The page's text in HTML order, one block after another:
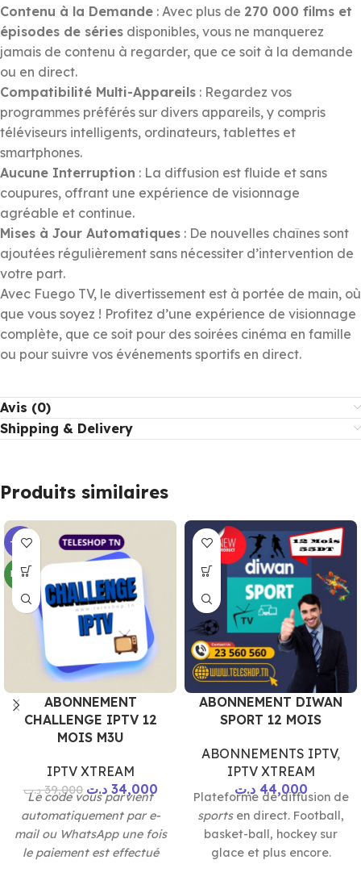
Contenu à la Demande : Avec plus de 270 000 films et
épisodes de séries disponibles, vous ne manquerez
jamais de contenu à regarder, que ce soit à la demande
ou en direct.
Compatibilité Multi-Appareils : Regardez vos
programmes préférés sur divers appareils, y compris
téléviseurs intelligents, ordinateurs, tablettes et
smartphones.
Aucune Interruption : La diffusion est fluide et sans
coupures, offrant une expérience de visionnage
agréable et continue.
Mises à Jour Automatiques : De nouvelles chaînes sont
ajoutées régulièrement sans nécessiter d’intervention de
votre part.
Avec Fuego TV, le divertissement est à portée de main, où
que vous soyez ! Profitez d’une expérience de visionnage
complète, que ce soit pour des soirées cinéma en famille
ou pour suivre vos événements sportifs en direct.
Avis (0)
Shipping & Delivery
Produits similaires
-13%
NEW
ABONNEMENT
CHALLENGE IPTV 12
MOIS M3U
IPTV XTREAM
39,000 د.ت 34,000 د.ت
Le code vous parvient
automatiquement par e-
mail ou WhatsApp une fois
le paiement est effectué
ABONNEMENT DIWAN
SPORT 12 MOIS
ABONNEMENTS IPTV,
IPTV XTREAM
44,000 د.ت
Plateforme de diffusion de
sportsen direct. Football,
basket-ball, hockey sur
glace et plus encore.